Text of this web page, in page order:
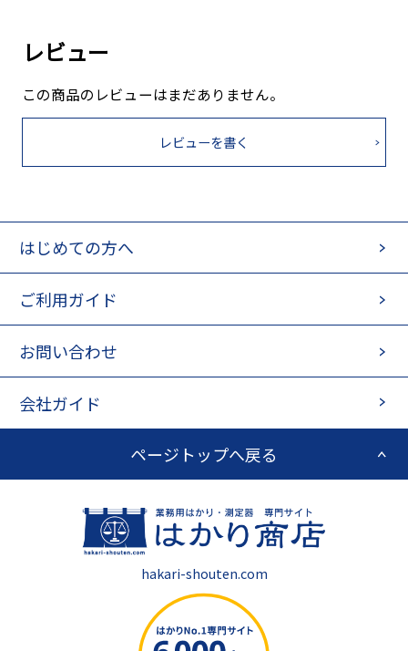
レビュー
この商品のレビューはまだありません。
レビューを書く
はじめての方へ
ご利用ガイド
お問い合わせ
会社ガイド
ページトップへ戻る
hakari-shouten.com